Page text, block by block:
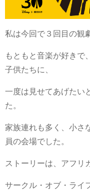
私は今回で３回目の観
もともと音楽が好きで
子供たちに、
一度は見せてあげたい
た。
家族連れも多く、小さ
員の会場でした。
ストーリーは、アフリ
サークル・オブ・ライ